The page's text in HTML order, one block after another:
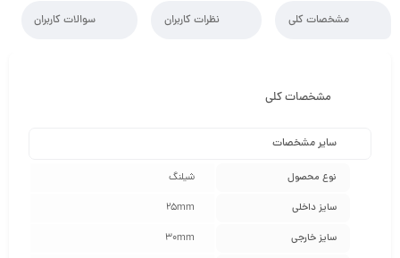
مشخصات کلی نظرات کاربران سوالات کاربران
مشخصات کلی
سایر مشخصات
نوع محصول شیلنگ
سایز داخلی 25mm
سایز خارجی 30mm